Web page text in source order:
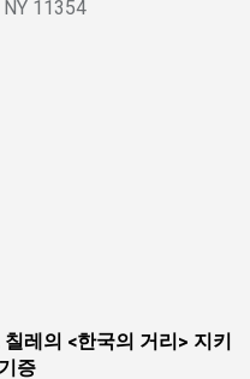
11354
레의 <한국의 거리> 지키
증